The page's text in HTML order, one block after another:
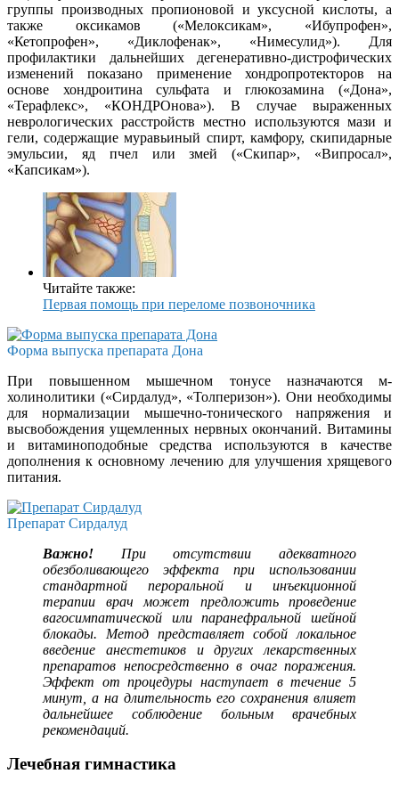
группы производных пропионовой и уксусной кислоты, а
также оксикамов («Мелоксикам», «Ибупрофен»,
«Кетопрофен», «Диклофенак», «Нимесулид»). Для
профилактики дальнейших дегенеративно-дистрофических
изменений показано применение хондропротекторов на
основе хондроитина сульфата и глюкозамина («Дона»,
«Терафлекс», «КОНДРОнова»). В случае выраженных
неврологических расстройств местно используются мази и
гели, содержащие муравьиный спирт, камфору, скипидарные
эмульсии, яд пчел или змей («Скипар», «Випросал»,
«Капсикам»).
Читайте также:
Первая помощь при переломе позвоночника
Форма выпуска препарата Дона
При повышенном мышечном тонусе назначаются м-
холинолитики («Сирдалуд», «Толперизон»). Они необходимы
для нормализации мышечно-тонического напряжения и
высвобождения ущемленных нервных окончаний. Витамины
и витаминоподобные средства используются в качестве
дополнения к основному лечению для улучшения хрящевого
питания.
Препарат Сирдалуд
Важно! При отсутствии адекватного
обезболивающего эффекта при использовании
стандартной пероральной и инъекционной
терапии врач может предложить проведение
вагосимпатической или паранефральной шейной
блокады. Метод представляет собой локальное
введение анестетиков и других лекарственных
препаратов непосредственно в очаг поражения.
Эффект от процедуры наступает в течение 5
минут, а на длительность его сохранения влияет
дальнейшее соблюдение больным врачебных
рекомендаций.
Лечебная гимнастика